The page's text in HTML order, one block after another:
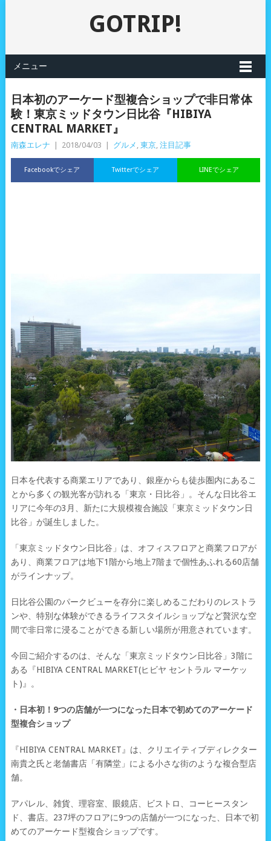
GOTRIP!
メニュー
日本初のアーケード型複合ショップで非日常体
験！東京ミッドタウン日比谷『HIBIYA
CENTRAL MARKET』
南森エレナ 2018/04/03 グルメ , 東京, 注目記事
Facebookでシェア LINEでシェア
Twitterでシェア
日本を代表する商業エリアであり、銀座からも徒歩圏内にあるこ
とから多くの観光客が訪れる「東京・日比谷」。そんな日比谷エ
リアに今年の3月、新たに大規模複合施設「東京ミッドタウン日
比谷」が誕生しました。
「東京ミッドタウン日比谷」は、オフィスフロアと商業フロアが
あり、商業フロアは地下1階から地上7階まで個性あふれる60店舗
がラインナップ。
日比谷公園のパークビューを存分に楽しめるこだわりのレストラ
ンや、特別な体験ができるライフスタイルショップなど贅沢な空
間で非日常に浸ることができる新しい場所が用意されています。
今回ご紹介するのは、そんな「東京ミッドタウン日比谷」3階に
ある『HIBIYA CENTRAL MARKET(ヒビヤ セントラル マーケッ
ト)』。
・日本初！9つの店舗が一つになった日本で初めてのアーケード
型複合ショップ
『HIBIYA CENTRAL MARKET』は、クリエイティブディレクター
南貴之氏と老舗書店「有隣堂」による小さな街のような複合型店
舗。
アパレル、雑貨、理容室、眼鏡店、ビストロ、コーヒースタン
ド、書店。237坪のフロアに9つの店舗が一つになった、日本で初
めてのアーケード型複合ショップです。